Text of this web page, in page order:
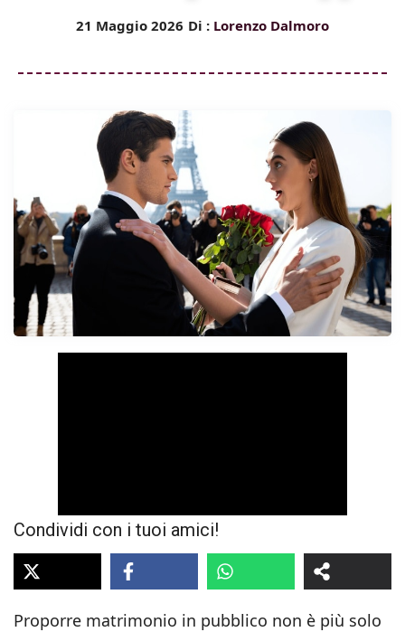
21 Maggio 2026 Di : Lorenzo Dalmoro
Condividi con i tuoi amici!
Proporre matrimonio in pubblico non è più solo